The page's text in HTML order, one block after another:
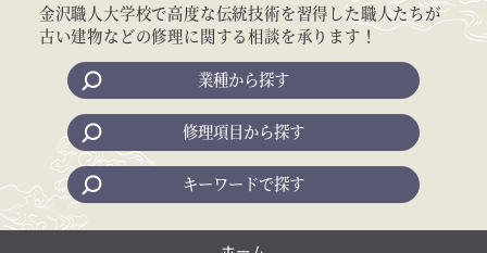
金沢職人大学校で高度な伝統技術を習得した職人たちが
古い建物などの修理に関する相談を承ります！
業種から探す
修理項目から探す
キーワードで探す